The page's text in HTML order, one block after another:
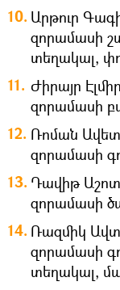
Արթուր
զորամասի
տեղակալ,
Ժիրայր
զորամասի
Ռոման
զորամասի
Դավիթ
զորամասի
Ռազմիկ
զորամասի
տեղակալ,